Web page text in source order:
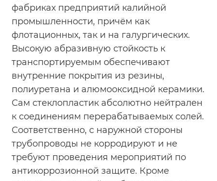
фабриках предприятий калийной
промышленности, причём как
флотационных, так и на галургических.
Высокую абразивную стойкость к
транспортируемым обеспечивают
внутренние покрытия из резины,
полиуретана и алюмооксидной керамики.
Сам стеклопластик абсолютно нейтрален
к соединениям перерабатываемых солей.
Соответственно, с наружной стороны
трубопроводы не корродируют и не
требуют проведения мероприятий по
антикоррозионной защите. Кроме